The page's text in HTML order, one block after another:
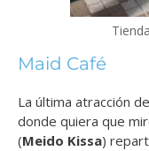
Maid Café
La última atracción
donde quiera que
(Meido Kissa)